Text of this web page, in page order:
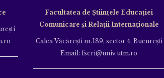
Facultatea de Ştiinţele Educației
Comunicare și Relații Internaționale
Calea Văcăreşti nr.189, sector 4, Bucureşti
Email: fscri@univ.utm.ro